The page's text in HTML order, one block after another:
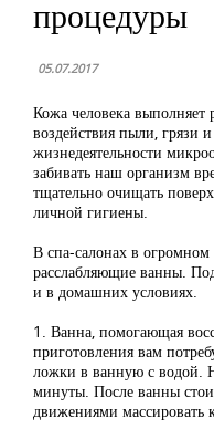
процедуры
05.07.2017
Кожа человека выполняет
воздействия пыли, грязи
жизнедеятельности
забивать наш организм
тщательно очищать
личной гигиены.
В спа-салонах в огромном
расслабляющие ванны.
и в домашних условиях.
1. Ванна, помогающая
приготовления вам
ложки в ванную с водой.
минуты. После ванны
движениями массировать